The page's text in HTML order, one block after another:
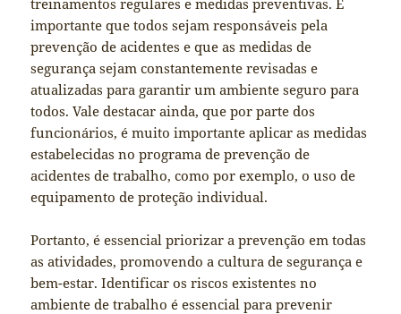
importante que todos sejam responsáveis pela
prevenção de acidentes e que as medidas de
segurança sejam constantemente revisadas e
atualizadas para garantir um ambiente seguro para
todos. Vale destacar ainda, que por parte dos
funcionários, é muito importante aplicar as medidas
estabelecidas no programa de prevenção de
acidentes de trabalho, como por exemplo, o uso de
equipamento de proteção individual.
Portanto, é essencial priorizar a prevenção em todas
as atividades, promovendo a cultura de segurança e
bem-estar. Identificar os riscos existentes no
ambiente de trabalho é essencial para prevenir